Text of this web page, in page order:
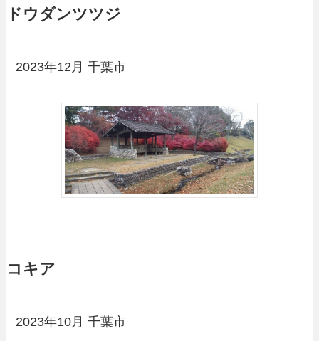
ドウダンツツジ
2023年12月 千葉市
コキア
2023年10月 千葉市